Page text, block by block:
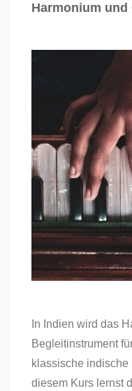
Harmonium und
In Indien wird das
Begleitinstrument
klassische indische
diesem Kurs lernst